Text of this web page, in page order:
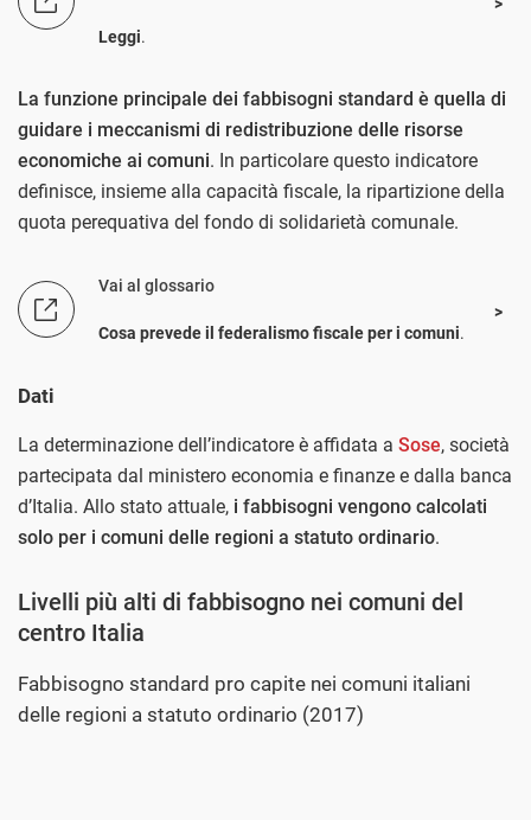
Leggi.
La funzione principale dei fabbisogni standard è quella di
guidare i meccanismi di redistribuzione delle risorse
economiche ai comuni. In particolare questo indicatore
definisce, insieme alla capacità fiscale, la ripartizione della
quota perequativa del fondo di solidarietà comunale.
Vai al glossario
Cosa prevede il federalismo fiscale per i comuni.
Dati
La determinazione dell’indicatore è affidata a Sose, società
partecipata dal ministero economia e finanze e dalla banca
d’Italia. Allo stato attuale, i fabbisogni vengono calcolati
solo per i comuni delle regioni a statuto ordinario.
Livelli più alti di fabbisogno nei comuni del
centro Italia
Fabbisogno standard pro capite nei comuni italiani
delle regioni a statuto ordinario (2017)